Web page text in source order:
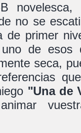
B
no se
de primer
de esos
seca,
"Una de